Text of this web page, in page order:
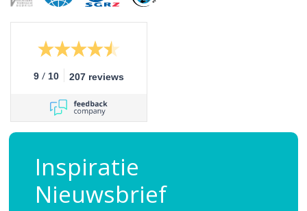
9 / 10 207 reviews
Inspiratie
Nieuwsbrief